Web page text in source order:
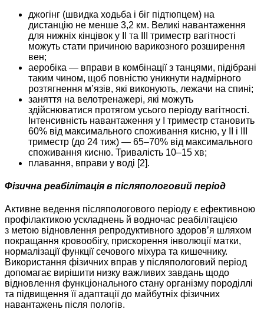
джогінг (швидка ходьба і біг підтюпцем) на
дистанцію не менше 3,2 км. Великі навантаження
для нижніх кінцівок у ІІ та ІІІ триместр вагітності
можуть стати причиною варикозного розширення
вен;
аеробіка — вправи в комбінації з танцями, підібрані
таким чином, щоб повністю уникнути надмірного
розтягнення м’язів, які виконують, лежачи на спині;
заняття на велотренажері, які можуть
здійснюватися протягом усього періоду вагітності.
Інтенсивність навантаження у І триместр становить
60% від максимального споживання кисню, у ІІ і ІІІ
триместр (до 24 тиж) — 65–70% від максимального
споживання кисню. Тривалість 10–15 хв;
плавання, вправи у воді [2].
Фізична реабілітація в післяпологовий період
Активне ведення післяпологового періоду є ефективною
профілактикою ускладнень й водночас реабілітацією
з метою відновлення репродуктивного здоров’я шляхом
покращання кровообігу, прискорення інволюції матки,
нормалізації функції сечового міхура та кишечнику.
Використання фізичних вправ у післяпологовий період
допомагає вирішити низку важливих завдань щодо
відновлення функціонального стану організму породіллі
та підвищення її адаптації до майбутніх фізичних
навантажень після пологів.